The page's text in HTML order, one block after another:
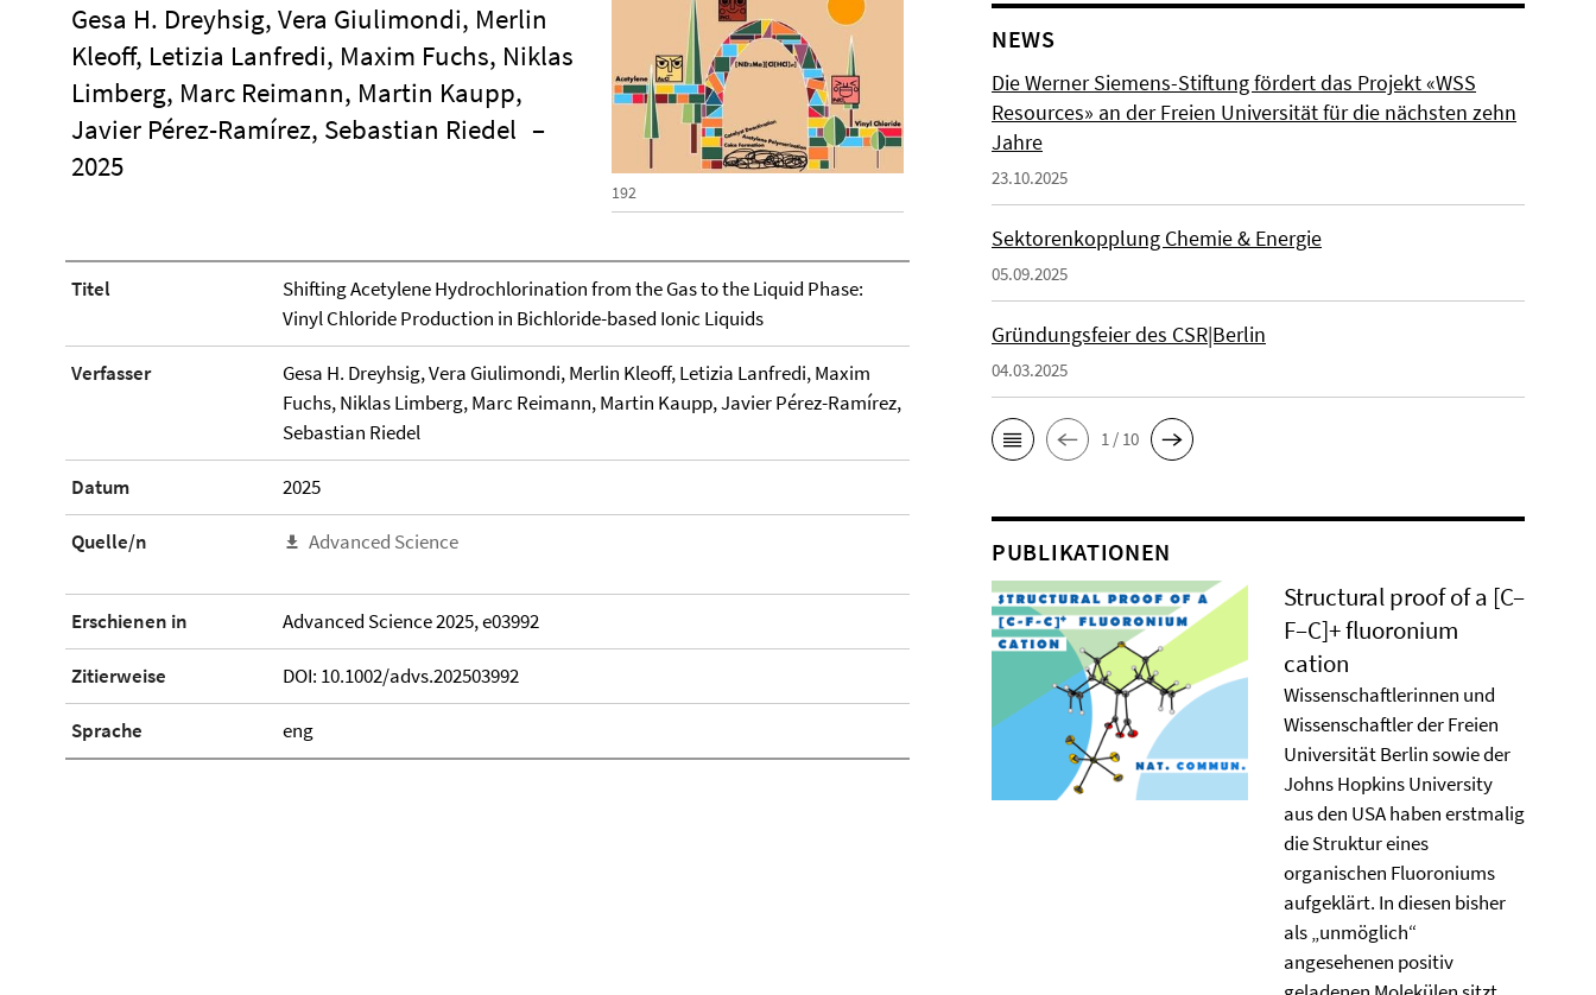
192
Gesa H. Dreyhsig, Vera Giulimondi, Merlin
Kleoff, Letizia Lanfredi, Maxim Fuchs, Niklas
Limberg, Marc Reimann, Martin Kaupp,
Javier Pérez-Ramírez, Sebastian Riedel –
2025
Titel
Shifting Acetylene Hydrochlorination from the Gas to the Liquid Phase:
Vinyl Chloride Production in Bichloride-based Ionic Liquids
Verfasser
Gesa H. Dreyhsig, Vera Giulimondi, Merlin Kleoff, Letizia Lanfredi, Maxim
Fuchs, Niklas Limberg, Marc Reimann, Martin Kaupp, Javier Pérez-Ramírez,
Sebastian Riedel
Datum 2025
Quelle/n Advanced Science
Erschienen in Advanced Science 2025, e03992
Zitierweise DOI: 10.1002/advs.202503992
Sprache eng
NEWS
Die Werner Siemens-Stiftung fördert das Projekt «WSS
Resources» an der Freien Universität für die nächsten zehn
Jahre
23.10.2025
Sektorenkopplung Chemie & Energie
05.09.2025
Gründungsfeier des CSR|Berlin
04.03.2025
1 / 10
PUBLIKATIONEN
Structural proof of a [C–
F–C]+ ﬂuoronium
cation
Wissenschaftlerinnen und
Wissenschaftler der Freien
Universität Berlin sowie der
Johns Hopkins University
aus den USA haben erstmalig
die Struktur eines
organischen Fluoroniums
aufgeklärt. In diesen bisher
als „unmöglich“
angesehenen positiv